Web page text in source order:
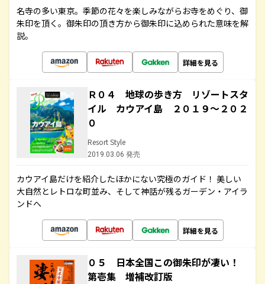
名寺の多い東京。季節の花々を楽しみながらお寺をめぐり、御
朱印を頂く。御朱印の頂き方から御朱印に込められた意味を解
説。
詳細を見る
Ｒ０４ 地球の歩き方 リゾートスタ
イル カウアイ島 ２０１９～２０２
０
Resort Style
2019.03.06 発売
カウアイ島だけを紹介したほかにない究極のガイド！ 美しい
大自然とレトロな町並み、そして神話が残るガーデン・アイラ
ンドへ
詳細を見る
０５ 日本全国この御朱印が凄い！
第壱集 増補改訂版